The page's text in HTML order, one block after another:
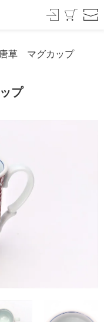
草 マグカップ
プ